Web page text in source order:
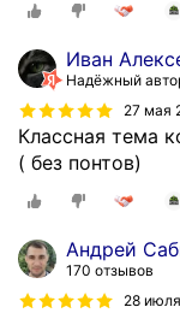
Иван
Надёжный
27 мая
Классная тема
( без понтов)
Андрей
170 отзывов
28 июля